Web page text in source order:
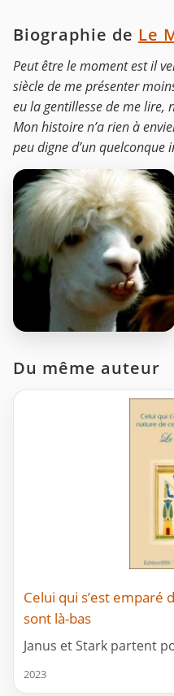
Biographie de Le
Peut être le moment est il
siècle de me présenter
eu la gentillesse de me lire,
Mon histoire n’a rien à
peu digne d’un quelconque
Du même auteur
Celui qui s’est emparé
sont là-bas
Janus et Stark partent
2023